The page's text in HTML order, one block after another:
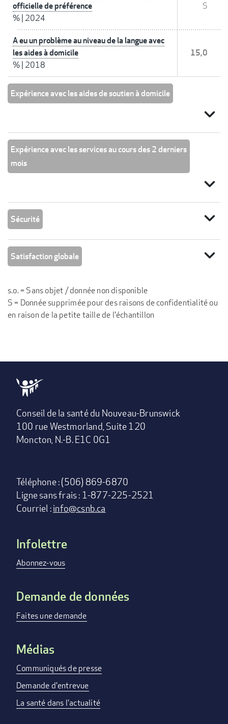
officielle de préférence
% 2024
S
A eu un problème au niveau de la langue avec
les aides à domicile
% 2018
15,0
Expérience avec les aides de soutien à domicile
expand_more
Expérience avec les services au cours des 2 derniers
mois
expand_more
Sécurité expand_more
Satisfaction globale expand_more
s.o. = Sans objet / donnée non disponible
S = Donnée supprimée pour des raisons de confidentialité ou
en raison de la petite taille de l'échantillon
Conseil de la santé du Nouveau-Brunswick
100 rue Westmorland, Suite 120
Moncton, N.-B. E1C 0G1
Téléphone : (506) 869-6870
Ligne sans frais : 1-877-225-2521
Courriel :info@csnb.ca
Footer
menu
Infolettre
Abonnez-vous
Demande de données
Faites une demande
Médias
Communiqués de presse
Demande d'entrevue
La santé dans l'actualité